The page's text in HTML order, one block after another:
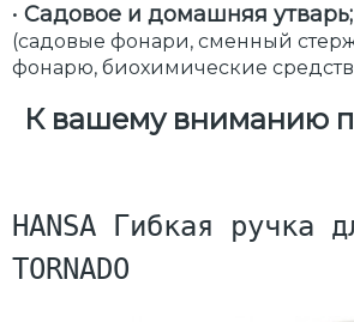
• Садовое и домашняя утварь;
(садовые фонари, сменный
фонарю, биохимические
К вашему вниманию
HANSA Гибкая ручка
TORNADO